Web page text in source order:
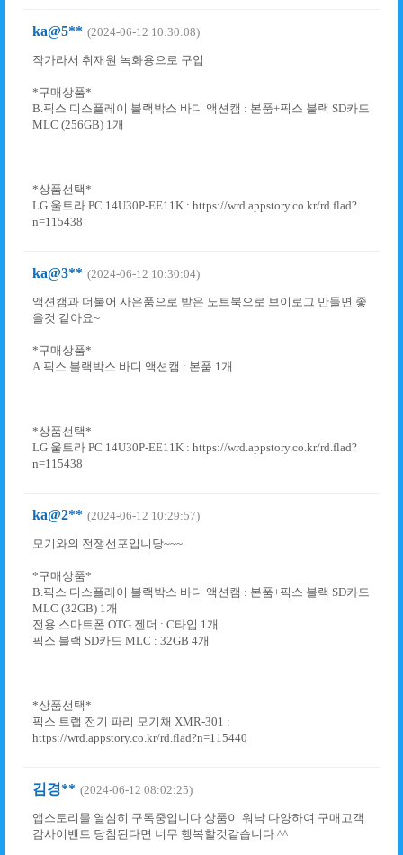
ka@5** (2024-06-12 10:30:08)
작가라서 취재원 녹화용으로 구입
*구매상품*
B.픽스 디스플레이 블랙박스 바디 액션캠 : 본품+픽스 블랙 SD카드
MLC (256GB) 1개
*상품선택*
LG 울트라 PC 14U30P-EE11K : https://wrd.appstory.co.kr/rd.flad?
n=115438
ka@3** (2024-06-12 10:30:04)
액션캠과 더불어 사은품으로 받은 노트북으로 브이로그 만들면 좋
을것 같아요~
*구매상품*
A.픽스 블랙박스 바디 액션캠 : 본품 1개
*상품선택*
LG 울트라 PC 14U30P-EE11K : https://wrd.appstory.co.kr/rd.flad?
n=115438
ka@2** (2024-06-12 10:29:57)
모기와의 전쟁선포입니당~~~
*구매상품*
B.픽스 디스플레이 블랙박스 바디 액션캠 : 본품+픽스 블랙 SD카드
MLC (32GB) 1개
전용 스마트폰 OTG 젠더 : C타입 1개
픽스 블랙 SD카드 MLC : 32GB 4개
*상품선택*
픽스 트랩 전기 파리 모기채 XMR-301 :
https://wrd.appstory.co.kr/rd.flad?n=115440
김경** (2024-06-12 08:02:25)
앱스토리몰 열심히 구독중입니다 상품이 워낙 다양하여 구매고객
감사이벤트 당첨된다면 너무 행복할것같습니다 ^^